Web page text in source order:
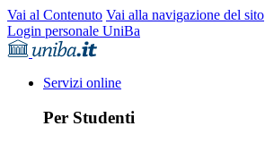
Vai al Contenuto Vai alla navigazione del sito
Login personale UniBa
Servizi online
Per Studenti